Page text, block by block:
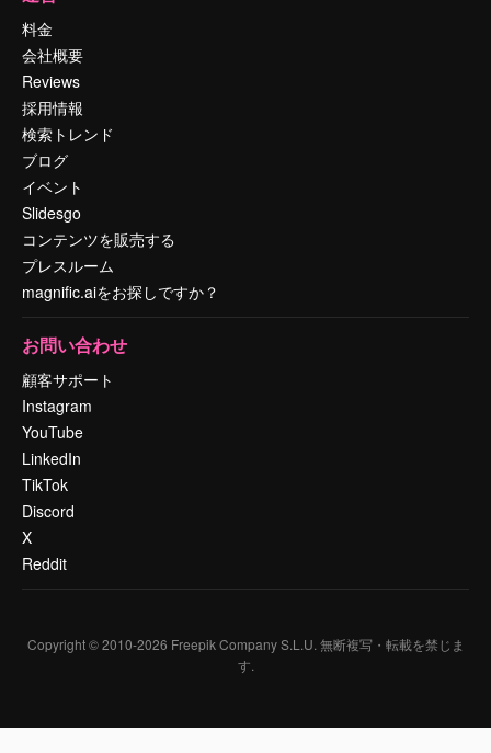
料金
会社概要
Reviews
採用情報
検索トレンド
ブログ
イベント
Slidesgo
コンテンツを販売する
プレスルーム
magnific.aiをお探しですか？
お問い合わせ
顧客サポート
Instagram
YouTube
LinkedIn
TikTok
Discord
X
Reddit
Copyright © 2010-2026 Freepik Company S.L.U. 無断複写・転載を禁じま
す.